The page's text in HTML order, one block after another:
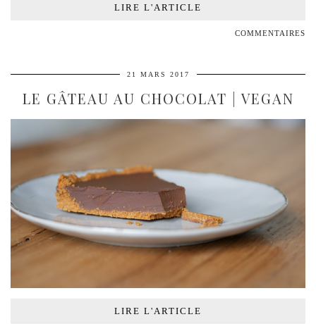
LIRE L'ARTICLE
COMMENTAIRES
21 MARS 2017
LE GÂTEAU AU CHOCOLAT | VEGAN
LIRE L'ARTICLE